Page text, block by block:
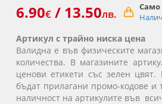
6.90€ / 13.50лв.
Само
Артикул с трайно ниска цена
Валидна е във физическите
количества. В магазините
ценови етикети със зелен
бъдат прилагани промо-кодове и
наличност на артикулите във